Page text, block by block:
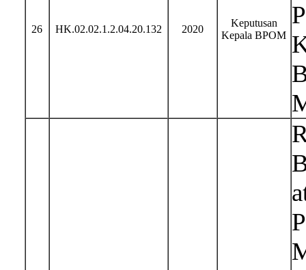
26 HK.02.02.1.2.04.20.132 2020
Keputusan
Kepala BPOM